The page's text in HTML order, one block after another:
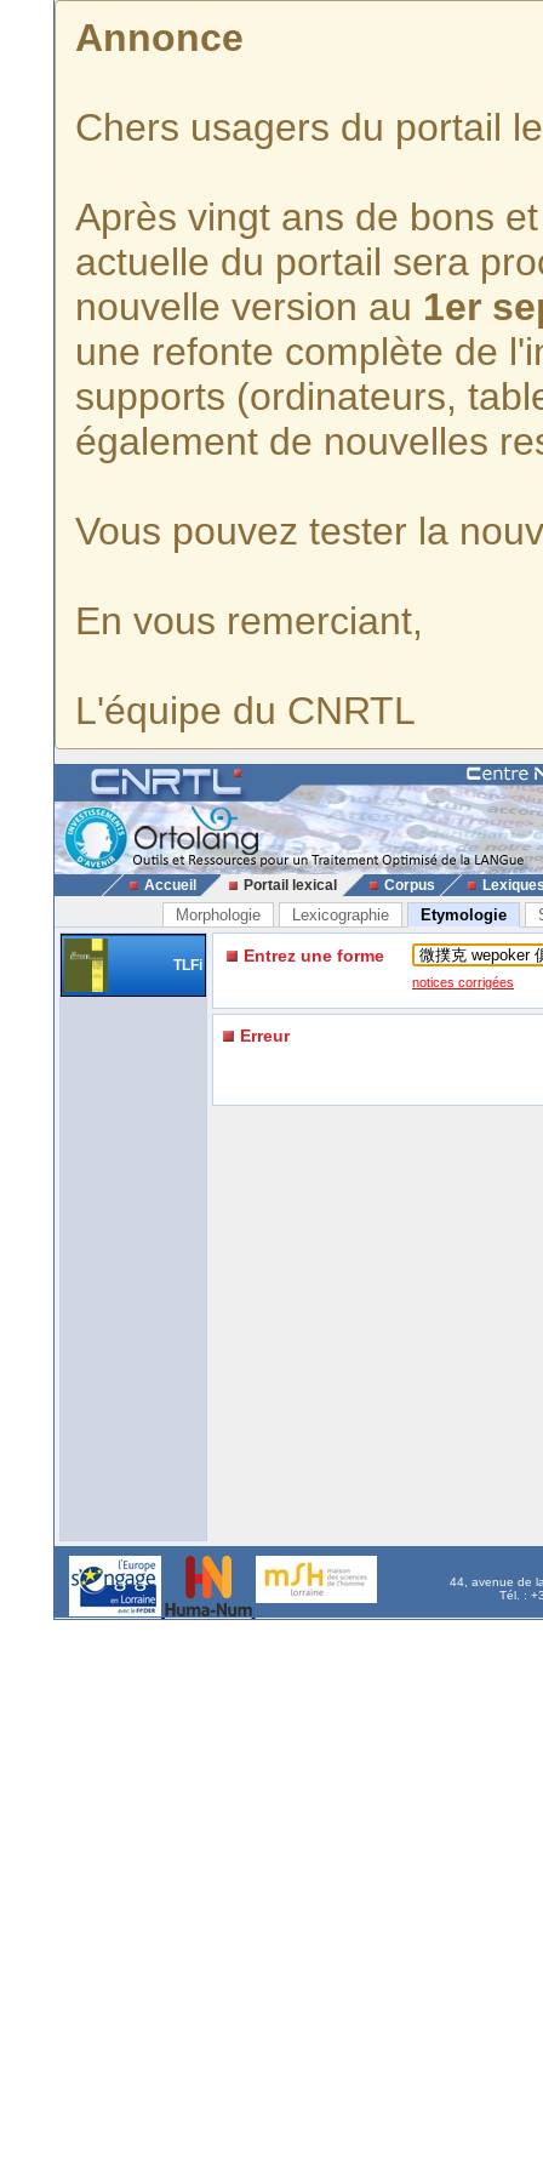
Annonce
Chers usagers du portail
Après vingt ans de bons
actuelle du portail sera
nouvelle version au 1er
une refonte complète de
supports (ordinateurs,
également de nouvelles
Vous pouvez tester la
En vous remerciant,
L'équipe du CNRTL
Accueil Portail lexical Corpus
Morphologie Lexicographie Etymologie
TLFi Entrez une forme
notices corrigées
Erreur
44, avenue de
Tél. :